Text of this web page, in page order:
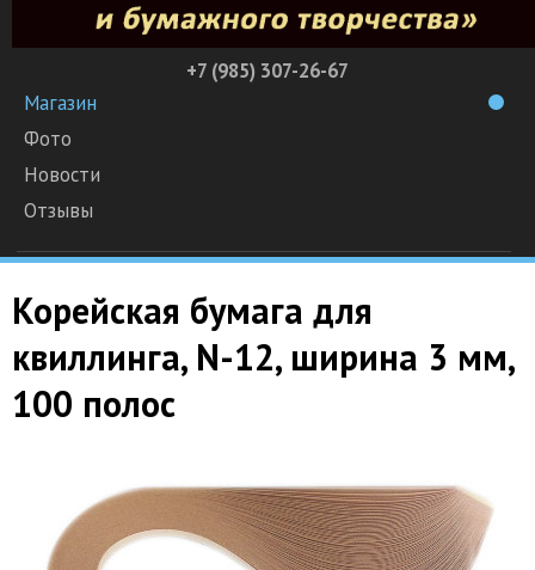
+7 (985) 307-26-67
Магазин
Фото
Новости
Отзывы
Корейская бумага для
квиллинга, N-12, ширина 3 мм,
100 полос